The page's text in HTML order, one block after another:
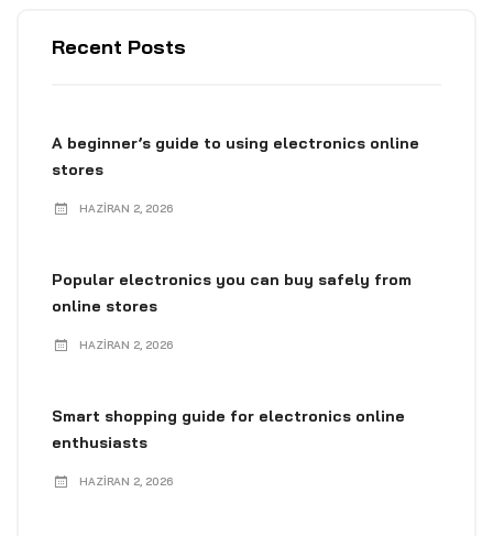
Recent Posts
A beginner’s guide to using electronics online
stores
HAZIRAN 2, 2026
Popular electronics you can buy safely from
online stores
HAZIRAN 2, 2026
Smart shopping guide for electronics online
enthusiasts
HAZIRAN 2, 2026